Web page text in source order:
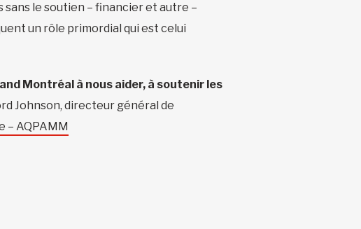
le soutien – financier et autre –
un rôle primordial qui est celui
Montréal à nous aider, à soutenir les
Johnson, directeur général de
– AQPAMM